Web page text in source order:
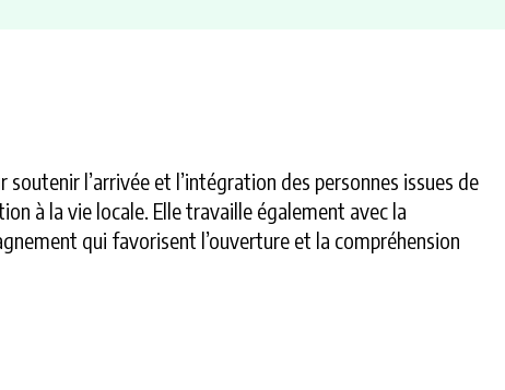
l’arrivée et l’intégration des personnes issues de
à la vie locale. Elle travaille également avec la
qui favorisent l’ouverture et la compréhension